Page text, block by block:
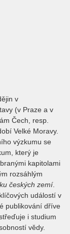
v
(v Praze a v
Čech, resp.
Velké Moravy.
výzkumu se
který je
kapitolami
rozsáhlým
českých zemí.
událostí v
publikování dříve
i studium
vědy.